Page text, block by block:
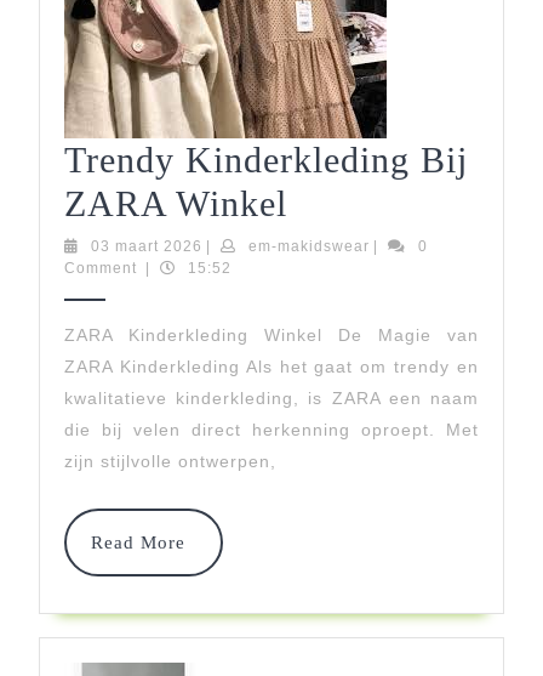
Trendy Kinderkleding Bij
ZARA Winkel
Kinderkleding
ZARA
Winkel
03 maart 2026 03
maart
| em-makidswearem-
|
0
Comment
| 15:52
ZARA Kinderkleding Winkel De Magie van
ZARA Kinderkleding Als het gaat om trendy en
kwalitatieve kinderkleding, is ZARA een naam
die bij velen direct herkenning oproept. Met
zijn stijlvolle ontwerpen,
Read More
Read
More